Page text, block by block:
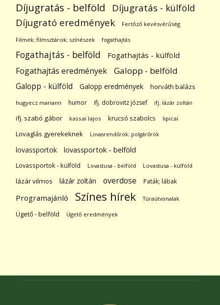
Díjugratás - belföld Díjugratás - külföld
Díjugrató eredmények Fertőző kevésvérűség
Filmek; filmsztárok; színészek fogathajtás
Fogathajtás - belföld Fogathajtás - külföld
Fogathajtás eredmények Galopp - belföld
Galopp - külföld Galopp eredmények horváth balázs
hugyecz mariann humor ifj. dobrovitz józsef ifj. lázár zoltán
ifj. szabó gábor kassai lajos krucsó szabolcs lipicai
Lovaglás gyerekeknek Lovasrendőrök; polgárőrök
lovassportok lovassportok - belföld
Lovassportok - külföld Lovastusa - belföld Lovastusa - külföld
lázár vilmos lázár zoltán overdose Paták; lábak
Programajánló Színes hírek Túraútvonalak
Ügető - belföld Ügető eredmények